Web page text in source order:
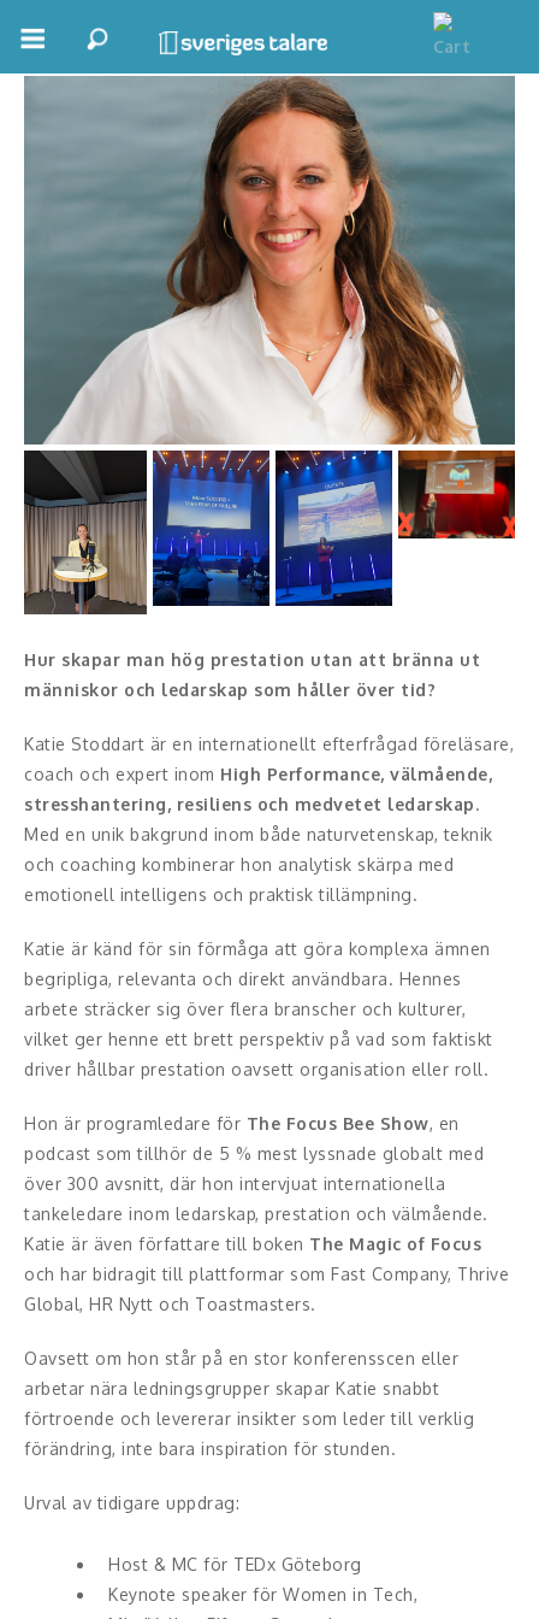
Inspiration
Inspirerande Föreläsare
Personlig utveckling, målsättning
Life Stories & Trivsel
Keynote
Moderator, konferencier
Moderator
Konferencier
Radio och TV-profiler
Underhållning och event
Event
Humoristiska föredrag
Komiker
Konst
Middagsunderhållning
Something a Little Different
Underhållning
Affärsnytta
Effektivitet, framgång
Framtid, trender
kundfokus
Förändring, organisation,
organisationsutveckling
Katie Stoddart
Hur skapar man hög prestation utan att bränna ut
människor och ledarskap som håller över tid?
Katie Stoddart är en internationellt efterfrågad föreläsare,
coach och expert inom High Performance, välmående,
stresshantering, resiliens och medvetet ledarskap.
Med en unik bakgrund inom både naturvetenskap, teknik
och coaching kombinerar hon analytisk skärpa med
emotionell intelligens och praktisk tillämpning.
Katie är känd för sin förmåga att göra komplexa ämnen
begripliga, relevanta och direkt användbara. Hennes
arbete sträcker sig över flera branscher och kulturer,
vilket ger henne ett brett perspektiv på vad som faktiskt
driver hållbar prestation oavsett organisation eller roll.
Hon är programledare för The Focus Bee Show, en
podcast som tillhör de 5 % mest lyssnade globalt med
över 300 avsnitt, där hon intervjuat internationella
tankeledare inom ledarskap, prestation och välmående.
Katie är även författare till boken The Magic of Focus
och har bidragit till plattformar som Fast Company, Thrive
Global, HR Nytt och Toastmasters.
Oavsett om hon står på en stor konferensscen eller
arbetar nära ledningsgrupper skapar Katie snabbt
förtroende och levererar insikter som leder till verklig
förändring, inte bara inspiration för stunden.
Urval av tidigare uppdrag:
Host & MC för TEDx Göteborg
Keynote speaker för Women in Tech,